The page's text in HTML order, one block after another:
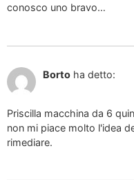
conosco uno bravo…
Borto ha detto:
Priscilla macchina da 6
non mi piace molto l'idea
rimediare.